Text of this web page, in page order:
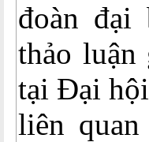
đoàn
thảo
tại Đại
liên